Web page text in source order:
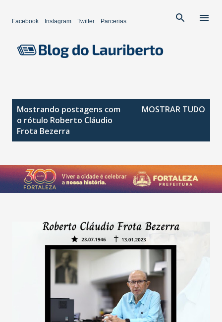
Facebook Instagram Twitter Parcerias
g
e
Mostrando postagens com
o rótulo Roberto Cláudio
Frota Bezerra
MOSTRAR TUDO